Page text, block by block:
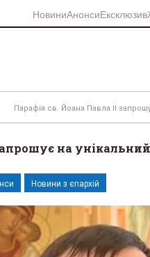
НовиниАнонсиЕксклюзив
Парафія св. Йоана Павла II
на
Новини з єпархій